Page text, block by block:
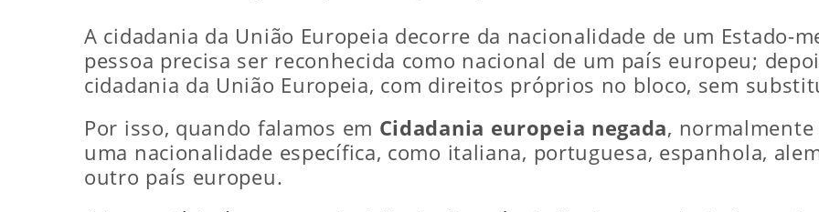
A cidadania da União Europeia decorre da nacionalidade de um Estado-
pessoa precisa ser reconhecida como nacional de um país europeu;
cidadania da União Europeia, com direitos próprios no bloco, sem
Por isso, quando falamos em Cidadania europeia negada,
uma nacionalidade específica, como italiana, portuguesa, espanhola,
outro país europeu.